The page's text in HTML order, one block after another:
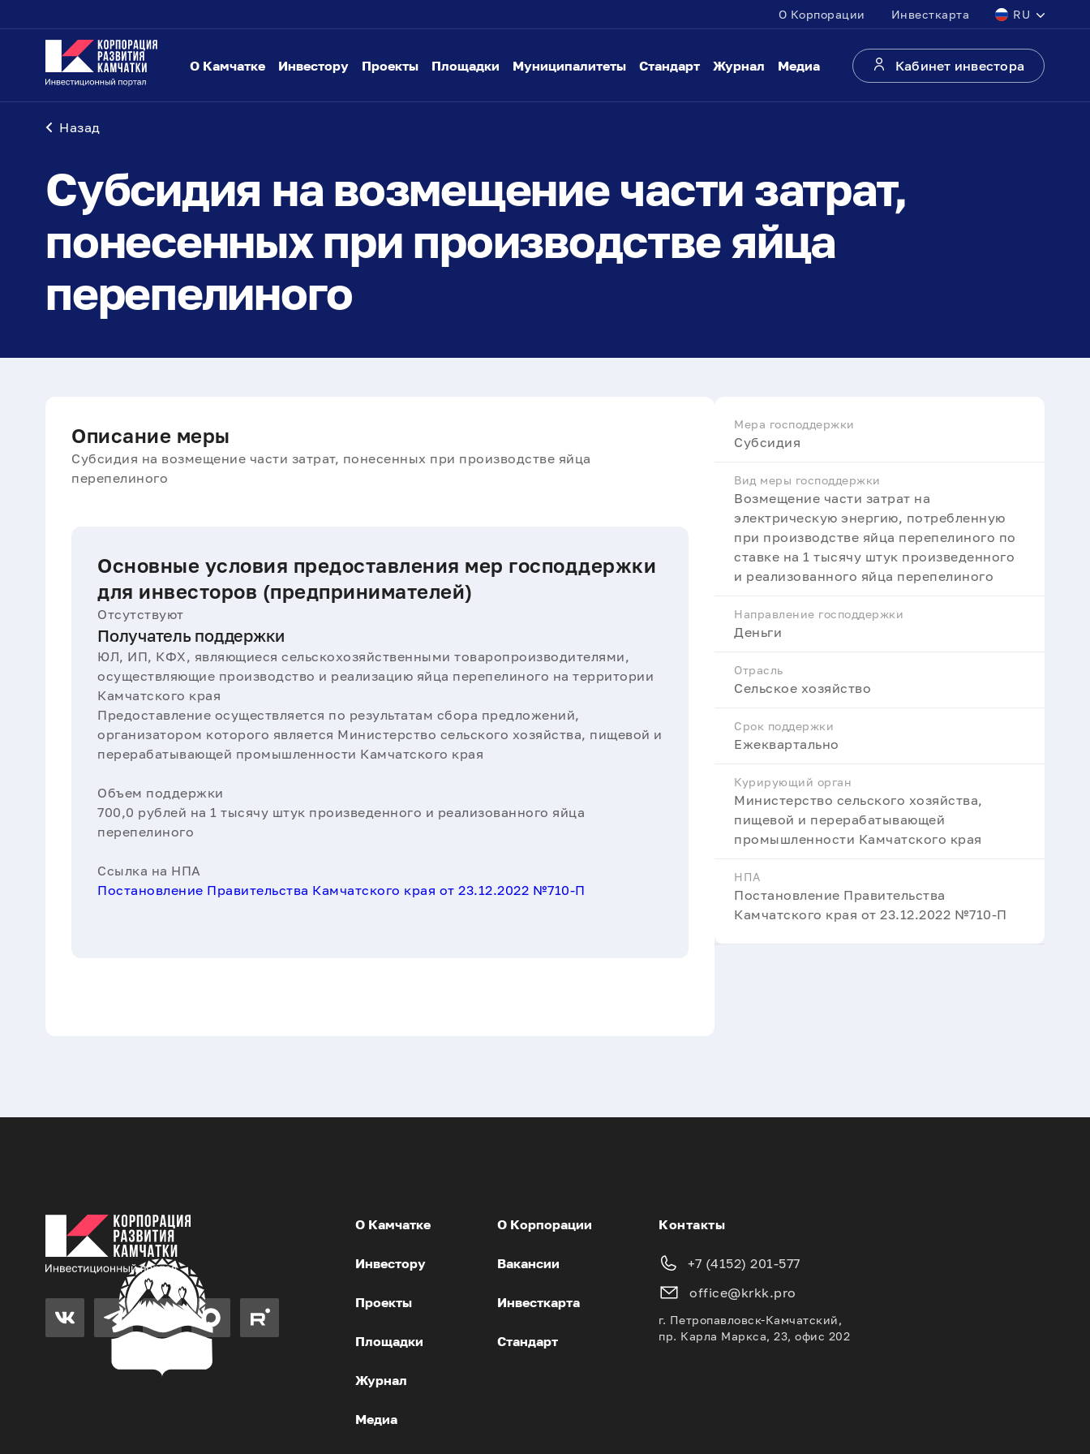
О Корпорации Инвесткарта RU
О Камчатке Инвестору Проекты Площадки Муниципалитеты Стандарт Журнал Медиа Кабинет инвестора
Назад
Субсидия на возмещение части затрат,
понесенных при производстве яйца
перепелиного
Описание меры
Субсидия на возмещение части затрат, понесенных при производстве яйца
перепелиного
Основные условия предоставления мер господдержки
для инвесторов (предпринимателей)
Отсутствуют
Получатель поддержки
ЮЛ, ИП, КФХ, являющиеся сельскохозяйственными товаропроизводителями,
осуществляющие производство и реализацию яйца перепелиного на территории
Камчатского края
Предоставление осуществляется по результатам сбора предложений,
организатором которого является Министерство сельского хозяйства, пищевой и
перерабатывающей промышленности Камчатского края
Объем поддержки
700,0 рублей на 1 тысячу штук произведенного и реализованного яйца
перепелиного
Ссылка на НПА
Постановление Правительства Камчатского края от 23.12.2022 №710-П
Мера господдержки
Субсидия
Вид меры господдержки
Возмещение части затрат на
электрическую энергию, потребленную
при производстве яйца перепелиного по
ставке на 1 тысячу штук произведенного
и реализованного яйца перепелиного
Направление господдержки
Деньги
Отрасль
Сельское хозяйство
Срок поддержки
Ежеквартально
Курирующий орган
Министерство сельского хозяйства,
пищевой и перерабатывающей
промышленности Камчатского края
НПА
Постановление Правительства
Камчатского края от 23.12.2022 №710-П
О Камчатке
Инвестору
Проекты
Площадки
Журнал
Медиа
О Корпорации
Вакансии
Инвесткарта
Стандарт
Контакты
+7 (4152) 201-577
office@krkk.pro
г. Петропавловск-Камчатский,
пр. Карла Маркса, 23, офис 202